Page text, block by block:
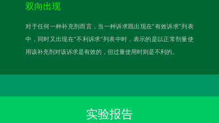
双向出现
对于任何一种补充剂而言，当一种诉求既出现在“有效诉求”列表
中，同时又出现在“不利诉求”列表中时，表示的是以正常剂量使
用该补充剂对该诉求是有效的，但过量使用时则是不利的。
实验报告